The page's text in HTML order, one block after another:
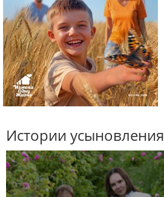
Истории усыновления